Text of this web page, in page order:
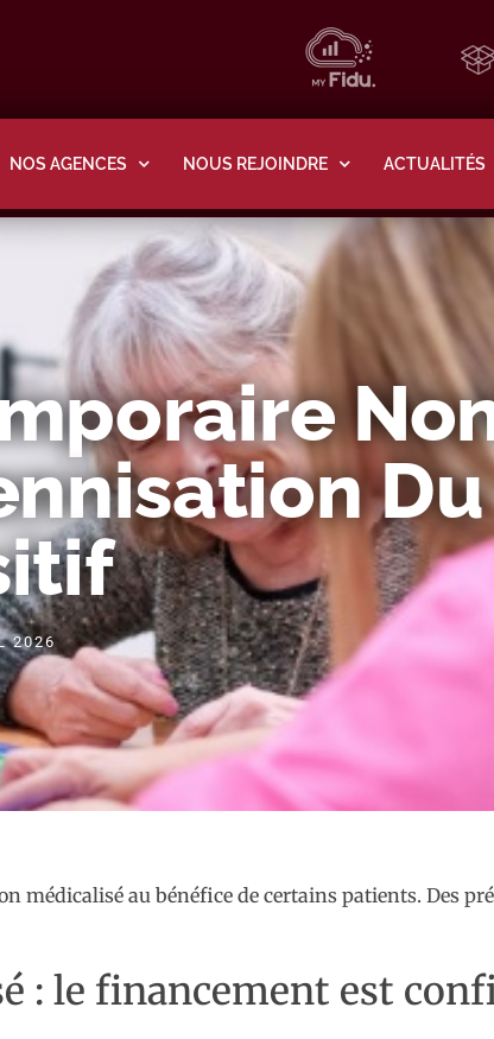
NOS AGENCES NOUS REJOINDRE ACTUALITÉS
Du
2026
médicalisé au bénéfice de certains patients. Des
: le financement est